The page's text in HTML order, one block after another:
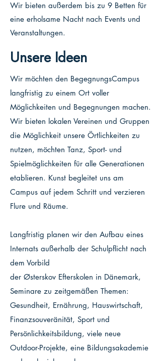
Wir bieten außerdem bis zu 9 Betten für
eine erholsame Nacht nach Events und
Veranstaltungen.
Unsere Ideen
Wir möchten den BegegnungsCampus
langfristig zu einem Ort voller
Möglichkeiten und Begegnungen machen.
Wir bieten lokalen Vereinen und Gruppen
die Möglichkeit unsere Örtlichkeiten zu
nutzen, möchten Tanz, Sport- und
Spielmöglichkeiten für alle Generationen
etablieren. Kunst begleitet uns am
Campus auf jedem Schritt und verzieren
Flure und Räume.
Langfristig planen wir den Aufbau eines
Internats außerhalb der Schulpflicht nach
dem Vorbild
der Østerskov Efterskolen in Dänemark,
Seminare zu zeitgemäßen Themen:
Gesundheit, Ernährung, Hauswirtschaft,
Finanzsouveränität, Sport und
Persönlichkeitsbildung, viele neue
Outdoor-Projekte, eine Bildungsakademie